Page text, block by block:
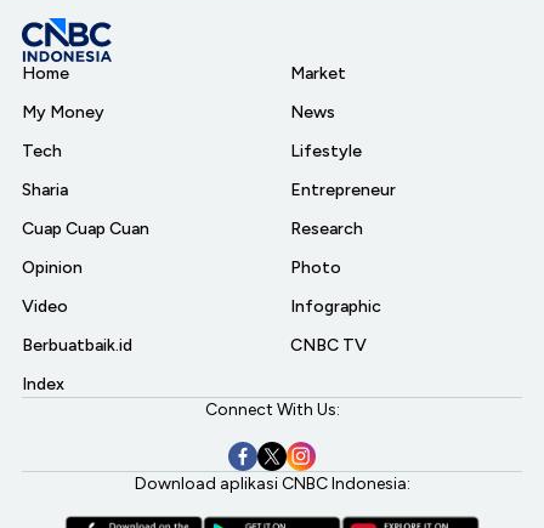
Home
My Money
Tech
Sharia
Cuap Cuap Cuan
Opinion
Video
Berbuatbaik.id
Index
Market
News
Lifestyle
Entrepreneur
Research
Photo
Infographic
CNBC TV
Connect With Us:
Download aplikasi CNBC Indonesia: